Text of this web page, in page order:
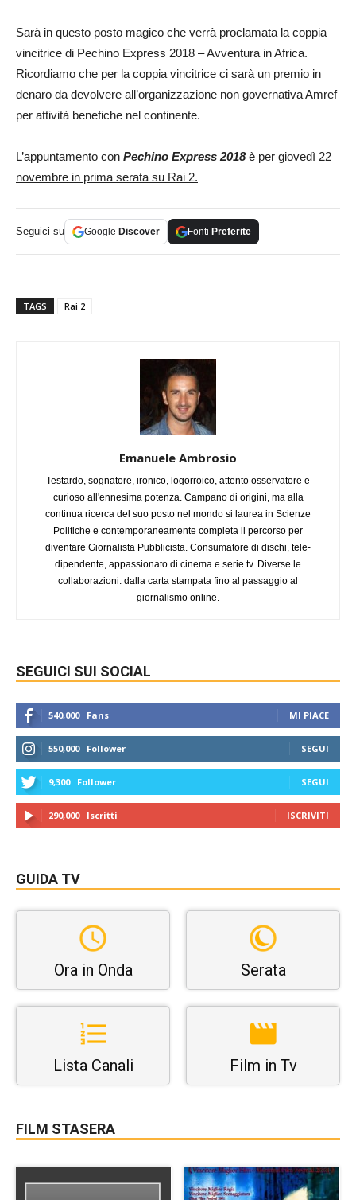
Sarà in questo posto magico che verrà proclamata la coppia
vincitrice di Pechino Express 2018 – Avventura in Africa.
Ricordiamo che per la coppia vincitrice ci sarà un premio in
denaro da devolvere all’organizzazione non governativa Amref
per attività benefiche nel continente.
L’appuntamento con Pechino Express 2018è per giovedì 22
novembre in prima serata su Rai 2.
Seguici su Google Discover Fonti Preferite
TAGS Rai 2
Emanuele Ambrosio
Testardo, sognatore, ironico, logorroico, attento osservatore e
curioso all'ennesima potenza. Campano di origini, ma alla
continua ricerca del suo posto nel mondo si laurea in Scienze
Politiche e contemporaneamente completa il percorso per
diventare Giornalista Pubblicista. Consumatore di dischi, tele-
dipendente, appassionato di cinema e serie tv. Diverse le
collaborazioni: dalla carta stampata fino al passaggio al
giornalismo online.
SEGUICI SUI SOCIAL
540,000 Fans MI PIACE
550,000 Follower SEGUI
9,300 Follower SEGUI
290,000 Iscritti ISCRIVITI
GUIDA TV
Ora in Onda Serata
Lista Canali Film in Tv
FILM STASERA